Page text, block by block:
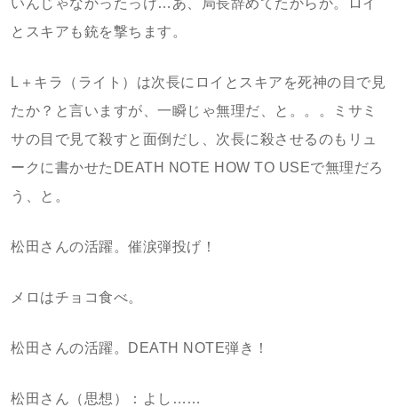
いんじゃなかったっけ…あ、局長辞めてたからか。ロイ
とスキアも銃を撃ちます。
L＋キラ（ライト）は次長にロイとスキアを死神の目で見
たか？と言いますが、一瞬じゃ無理だ、と。。。ミサミ
サの目で見て殺すと面倒だし、次長に殺させるのもリュ
ークに書かせたDEATH NOTE HOW TO USEで無理だろ
う、と。
松田さんの活躍。催涙弾投げ！
メロはチョコ食べ。
松田さんの活躍。DEATH NOTE弾き！
松田さん（思想）：よし……